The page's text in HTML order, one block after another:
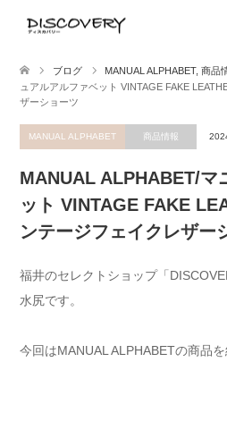
ブログ MANUAL ALPHABET, 商品
ュアルアルファベット VINTAGE FAKE
ザーショーツ
MANUAL ALPHABET 商品情報
MANUAL ALPHABET/マ
ット VINTAGE FAKE
ンテージフェイクレザー
福井のセレクトショップ「
水尻です。
今回はMANUAL ALPHABETの商品を